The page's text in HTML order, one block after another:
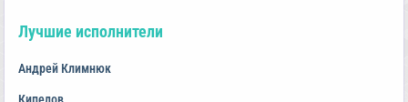
Лучшие исполнители
Андрей Климнюк